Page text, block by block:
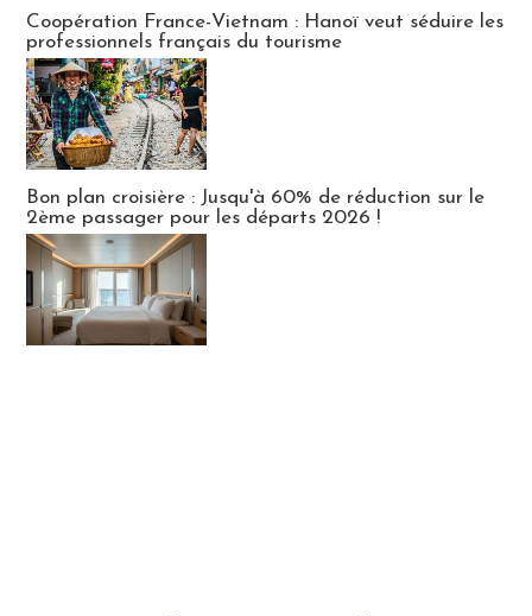
Coopération France-Vietnam : Hanoï veut séduire les
professionnels français du tourisme
Bon plan croisière : Jusqu'à 60% de réduction sur le
2ème passager pour les départs 2026 !